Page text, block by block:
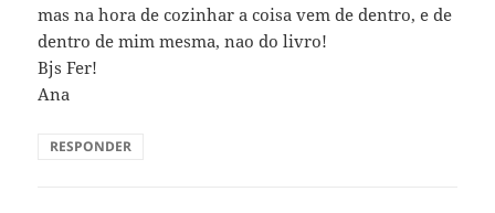
mas na hora de cozinhar a coisa vem de dentro, e de
dentro de mim mesma, nao do livro!
Bjs Fer!
Ana
RESPONDER